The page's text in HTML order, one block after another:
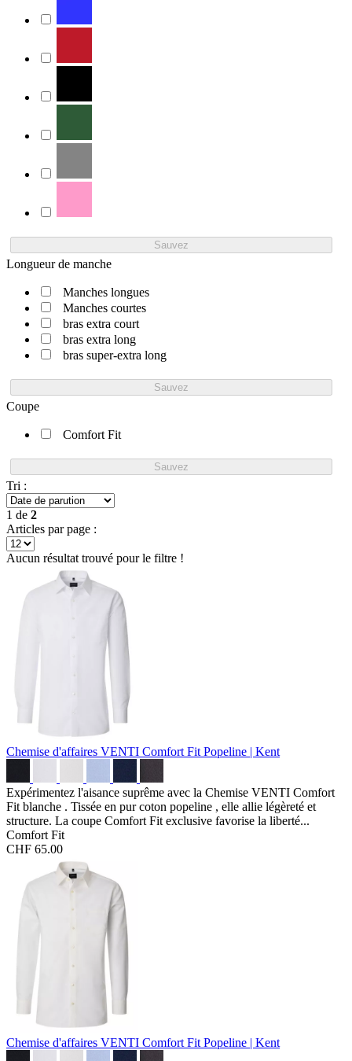
Sauvez
Longueur de manche
Manches longues
Manches courtes
bras extra court
bras extra long
bras super-extra long
Sauvez
Coupe
Comfort Fit
Sauvez
Tri :
1 de 2
Articles par page :
Aucun résultat trouvé pour le filtre !
Chemise d'affaires VENTI Comfort Fit Popeline | Kent
Expérimentez l'aisance suprême avec la Chemise VENTI Comfort
Fit blanche . Tissée en pur coton popeline , elle allie légèreté et
structure. La coupe Comfort Fit exclusive favorise la liberté...
Comfort Fit
CHF 65.00
Chemise d'affaires VENTI Comfort Fit Popeline | Kent